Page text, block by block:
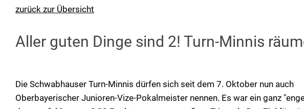
zurück zur Übersicht
Aller guten Dinge sind 2! Turn-Minnis
Die Schwabhauser Turn-Minnis dürfen sich seit dem 7. Oktober nun auch
Oberbayerischer Junioren-Vize-Pokalmeister nennen. Es war ein ganz